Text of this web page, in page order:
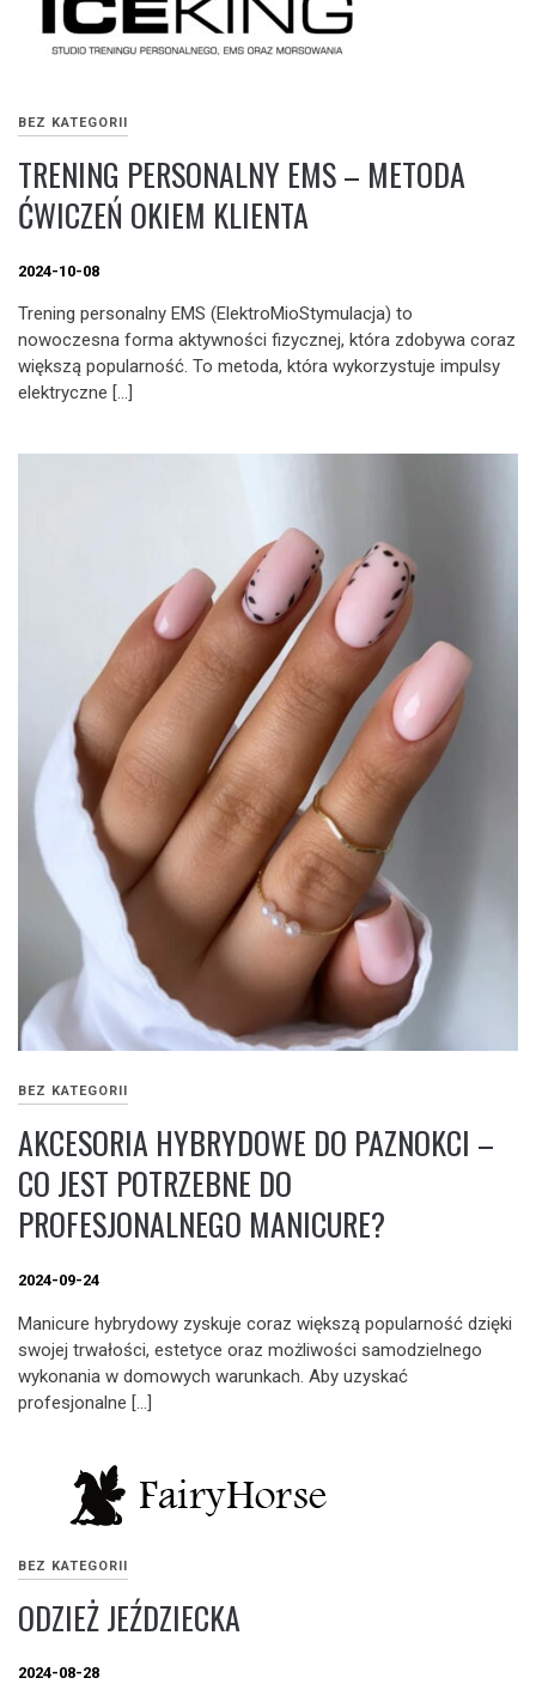
BEZ KATEGORII
TRENING PERSONALNY EMS – METODA
ĆWICZEŃ OKIEM KLIENTA
2024-10-08
Trening personalny EMS (ElektroMioStymulacja) to
nowoczesna forma aktywności fizycznej, która zdobywa coraz
większą popularność. To metoda, która wykorzystuje impulsy
elektryczne […]
BEZ KATEGORII
AKCESORIA HYBRYDOWE DO PAZNOKCI –
CO JEST POTRZEBNE DO
PROFESJONALNEGO MANICURE?
2024-09-24
Manicure hybrydowy zyskuje coraz większą popularność dzięki
swojej trwałości, estetyce oraz możliwości samodzielnego
wykonania w domowych warunkach. Aby uzyskać
profesjonalne […]
BEZ KATEGORII
ODZIEŻ JEŹDZIECKA
2024-08-28